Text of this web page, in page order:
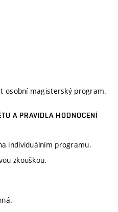
osobní magisterský program.
A PRAVIDLA HODNOCENÍ
individuálním programu.
zkouškou.